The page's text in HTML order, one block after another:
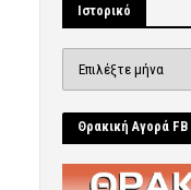
Ιστορικό
Θρακική Αγορά FB